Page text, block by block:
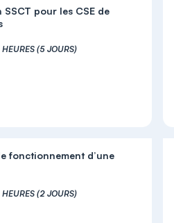
pour les CSE de
(5 JOURS)
fonctionnement d’une
(2 JOURS)